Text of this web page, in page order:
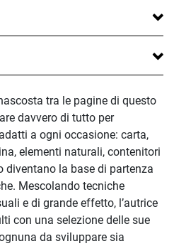
tra le pagine di questo
davvero di tutto per
a ogni occasione: carta,
elementi naturali, contenitori
diventano la base di partenza
Mescolando tecniche
e di grande effetto, l’autrice
con una selezione delle sue
da sviluppare sia